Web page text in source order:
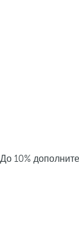
До 10%